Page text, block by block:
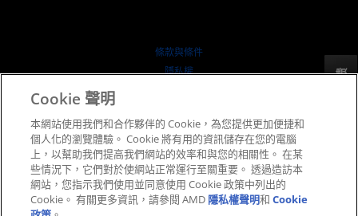
條款與條件
隱私權
公平公開競爭
英國稅務策略
Cookie 政策
Cookie 設定
反馈
Cookie 聲明
本網站使用我們和合作夥伴的 Cookie，為您提供更加便捷和
個人化的瀏覽體驗。 Cookie 將有用的資訊儲存在您的電腦
上，以幫助我們提高我們網站的效率和與您的相關性。 在某
些情況下，它們對於使網站正常運行至關重要。 透過造訪本
網站，您指示我們使用並同意使用 Cookie 政策中列出的
Cookie。 有關更多資訊，請參閱 AMD 隱私權聲明和Cookie